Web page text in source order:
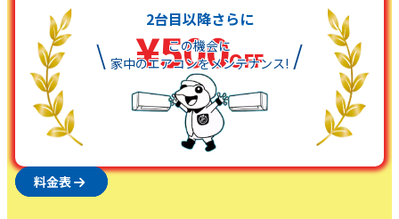
2台目以降さらに
¥500OFF
\
この機会に
家中のエアコンをメンテナンス! /
料金表